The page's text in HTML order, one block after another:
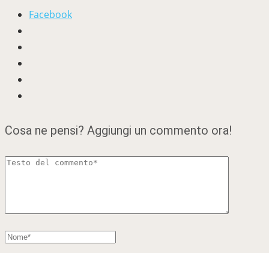
Facebook
Cosa ne pensi? Aggiungi un commento ora!